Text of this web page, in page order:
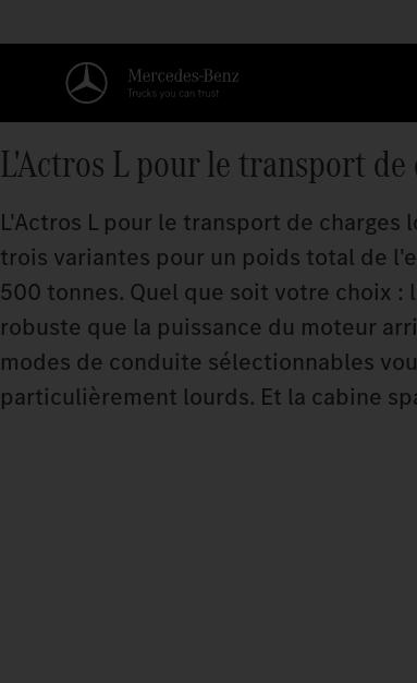
L'Actros L pour le transport
L'Actros L pour le transport de
trois variantes pour un poids total de
500 tonnes. Quel que soit votre choix
robuste que la puissance du moteur
modes de conduite sélectionnables
particulièrement lourds. Et la cabine